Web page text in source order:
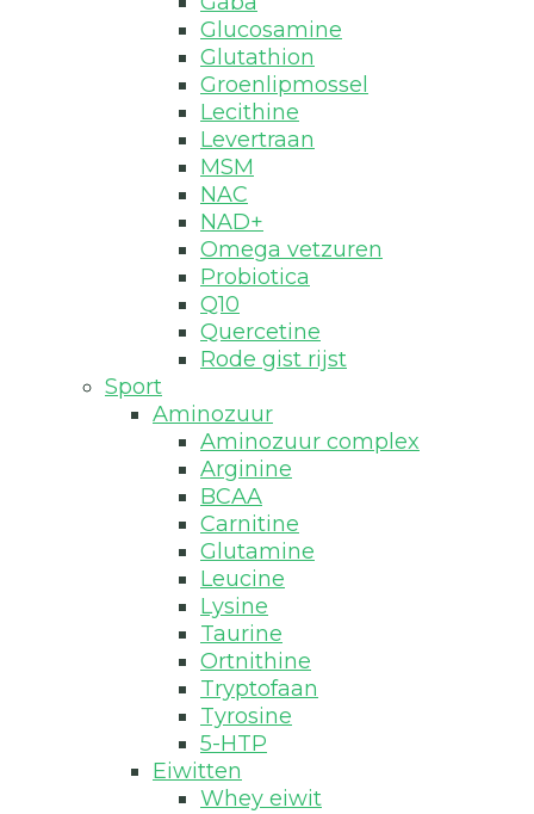
Glucosamine
Glutathion
Groenlipmossel
Lecithine
Levertraan
MSM
NAC
NAD+
Omega vetzuren
Probiotica
Q10
Quercetine
Rode gist rijst
Sport
Aminozuur
Aminozuur complex
Arginine
BCAA
Carnitine
Glutamine
Leucine
Lysine
Taurine
Ortnithine
Tryptofaan
Tyrosine
5-HTP
Eiwitten
Whey eiwit